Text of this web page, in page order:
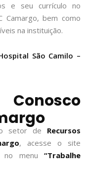
e seu currículo no
Camargo, bem como
na instituição.
São Camilo –
setor de Recursos
, acesse o site
no menu “Trabalhe